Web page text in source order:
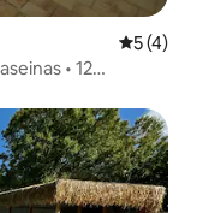
Vidutinis
5 (4)
• 12